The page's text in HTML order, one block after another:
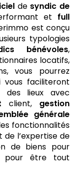
de syndic de
et full
est conçu
typologies
bénévoles,
locatifs,
vous pourrez
vous faciliteront
lieux avec
client, gestion
générale
fonctionnalités
l’expertise de
de biens pour
pour être tout